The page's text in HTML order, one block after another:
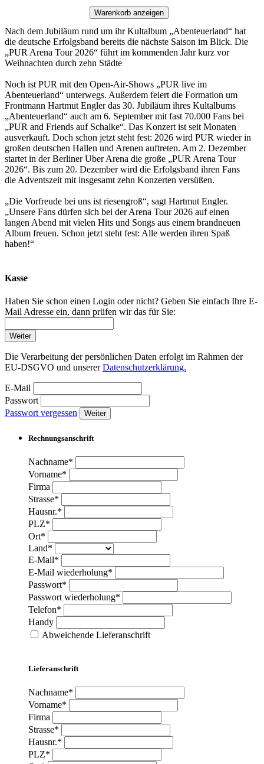
Warenkorb anzeigen
Nach dem Jubiläum rund um ihr Kultalbum „Abenteuerland“ hat
die deutsche Erfolgsband bereits die nächste Saison im Blick. Die
„PUR Arena Tour 2026“ führt im kommenden Jahr kurz vor
Weihnachten durch zehn Städte
Noch ist PUR mit den Open-Air-Shows „PUR live im
Abenteuerland“ unterwegs. Außerdem feiert die Formation um
Frontmann Hartmut Engler das 30. Jubiläum ihres Kultalbums
„Abenteuerland“ auch am 6. September mit fast 70.000 Fans bei
„PUR and Friends auf Schalke“. Das Konzert ist seit Monaten
ausverkauft. Doch schon jetzt steht fest: 2026 wird PUR wieder in
großen deutschen Hallen und Arenen auftreten. Am 2. Dezember
startet in der Berliner Uber Arena die große „PUR Arena Tour
2026“. Bis zum 20. Dezember wird die Erfolgsband ihren Fans
die Adventszeit mit insgesamt zehn Konzerten versüßen.
„Die Vorfreude bei uns ist riesengroß“, sagt Hartmut Engler.
„Unsere Fans dürfen sich bei der Arena Tour 2026 auf einen
langen Abend mit vielen Hits und Songs aus einem brandneuen
Album freuen. Schon jetzt steht fest: Alle werden ihren Spaß
haben!“
Kasse
Haben Sie schon einen Login oder nicht? Geben Sie einfach Ihre E-
Mail Adresse ein, dann prüfen wir das für Sie:
Weiter
Die Verarbeitung der persönlichen Daten erfolgt im Rahmen der
EU-DSGVO und unsererDatenschutzerklärung.
E-Mail
Passwort
Passwort vergessen
Weiter
Rechnungsanschrift
Nachname*
Vorname*
Firma
Strasse*
Hausnr.*
PLZ*
Ort*
Land*
E-Mail*
E-Mail wiederholung*
Passwort*
Passwort wiederholung*
Telefon*
Handy
Abweichende Lieferanschrift
Lieferanschrift
Nachname*
Vorname*
Firma
Strasse*
Hausnr.*
PLZ*